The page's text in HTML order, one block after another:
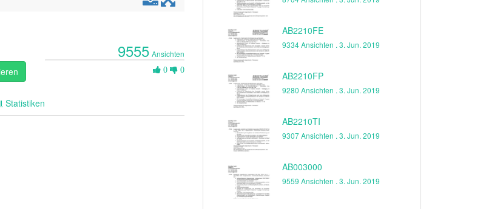
9555 Ansichten
0 0
Statistiken
AB2210FE
9334 Ansichten . 3. Jun. 2019
AB2210FP
9280 Ansichten . 3. Jun. 2019
AB2210TI
9307 Ansichten . 3. Jun. 2019
AB003000
9559 Ansichten . 3. Jun. 2019